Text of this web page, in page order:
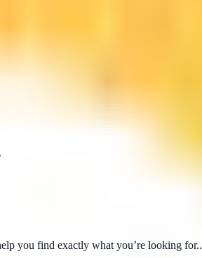
you find exactly what you’re looking for..